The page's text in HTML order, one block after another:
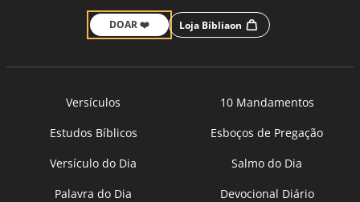
DOAR ❤️ Loja Bíbliaon
Versículos
10 Mandamentos
Estudos Bíblicos
Esboços de Pregação
Versículo do Dia
Salmo do Dia
Palavra do Dia
Devocional Diário